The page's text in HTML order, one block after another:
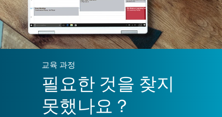
교육 과정
필요한 것을 찾지
못했나요？